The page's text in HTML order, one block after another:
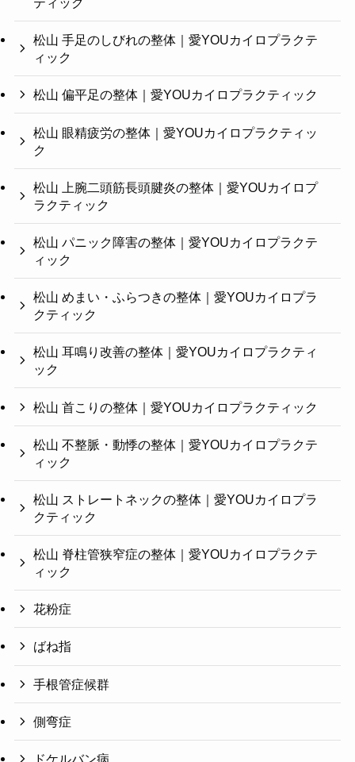
松山 手足のしびれの整体｜愛YOUカイロプラクテ
ィック
松山 偏平足の整体｜愛YOUカイロプラクティック
松山 眼精疲労の整体｜愛YOUカイロプラクティッ
ク
松山 上腕二頭筋長頭腱炎の整体｜愛YOUカイロプ
ラクティック
松山 パニック障害の整体｜愛YOUカイロプラクテ
ィック
松山 めまい・ふらつきの整体｜愛YOUカイロプラ
クティック
松山 耳鳴り改善の整体｜愛YOUカイロプラクティ
ック
松山 首こりの整体｜愛YOUカイロプラクティック
松山 不整脈・動悸の整体｜愛YOUカイロプラクテ
ィック
松山 ストレートネックの整体｜愛YOUカイロプラ
クティック
松山 脊柱管狭窄症の整体｜愛YOUカイロプラクテ
ィック
花粉症
ばね指
手根管症候群
側弯症
ドケルバン病